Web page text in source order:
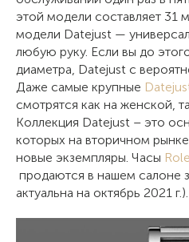
этой модели составляет 31
модели Datejust —
любую руку. Если вы до
диаметра, Datejust с
Даже самые крупные
смотрятся как на женской,
Коллекция Datejust – это
которых на вторичном
новые экземпляры. Часы
продаются в нашем салоне
актуальна на октябрь 2021 г.).